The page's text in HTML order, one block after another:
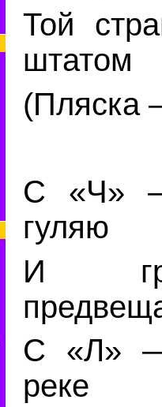
Той
штатом
(Пляска
С «Ч»
гуляю
И
С «Л»
реке